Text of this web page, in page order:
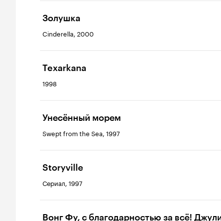
Золушка
Cinderella, 2000
Texarkana
1998
Унесённый морем
Swept from the Sea, 1997
Storyville
Сериал, 1997
Вонг Фу, с благодарностью за всё!